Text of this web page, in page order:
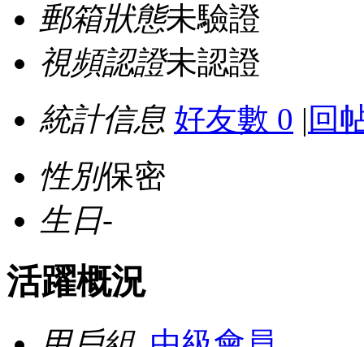
郵箱狀態未驗證
視頻認證未認證
統計信息 好友數 0 | 回
性別保密
生日-
活躍概況